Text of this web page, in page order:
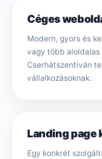
Céges
Modern, gyors és
vagy több
Cserhátszentiván
vállalkozásoknak.
Landing page
Egy konkrét